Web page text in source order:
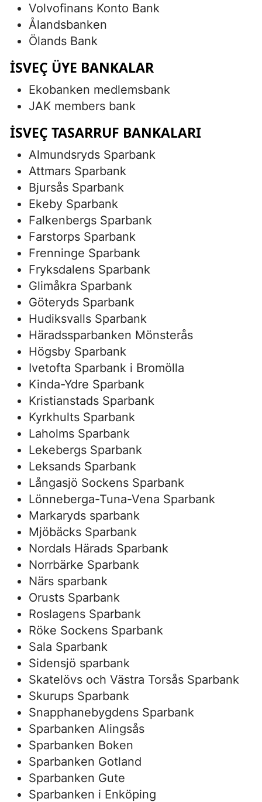
Volvofinans Konto Bank
Ålandsbanken
Ölands Bank
İSVEÇ ÜYE BANKALAR
Ekobanken medlemsbank
JAK members bank
İSVEÇ TASARRUF BANKALARI
Almundsryds Sparbank
Attmars Sparbank
Bjursås Sparbank
Ekeby Sparbank
Falkenbergs Sparbank
Farstorps Sparbank
Frenninge Sparbank
Fryksdalens Sparbank
Glimåkra Sparbank
Göteryds Sparbank
Hudiksvalls Sparbank
Häradssparbanken Mönsterås
Högsby Sparbank
Ivetofta Sparbank i Bromölla
Kinda-Ydre Sparbank
Kristianstads Sparbank
Kyrkhults Sparbank
Laholms Sparbank
Lekebergs Sparbank
Leksands Sparbank
Långasjö Sockens Sparbank
Lönneberga-Tuna-Vena Sparbank
Markaryds sparbank
Mjöbäcks Sparbank
Nordals Härads Sparbank
Norrbärke Sparbank
Närs sparbank
Orusts Sparbank
Roslagens Sparbank
Röke Sockens Sparbank
Sala Sparbank
Sidensjö sparbank
Skatelövs och Västra Torsås Sparbank
Skurups Sparbank
Snapphanebygdens Sparbank
Sparbanken Alingsås
Sparbanken Boken
Sparbanken Gotland
Sparbanken Gute
Sparbanken i Enköping